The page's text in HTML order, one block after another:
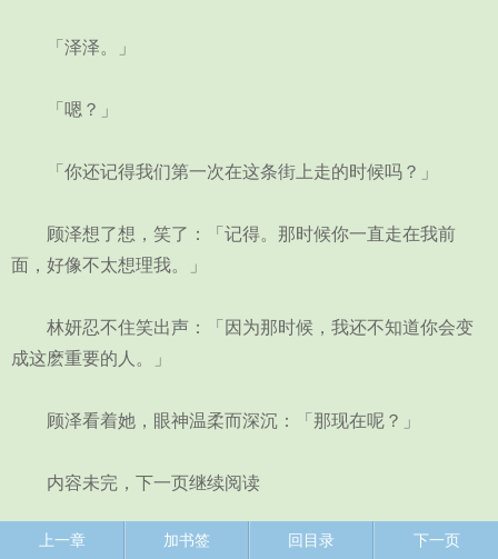
「泽泽。」
「嗯？」
「你还记得我们第一次在这条街上走的时候吗？」
顾泽想了想，笑了：「记得。那时候你一直走在我前
面，好像不太想理我。」
林妍忍不住笑出声：「因为那时候，我还不知道你会变
成这麽重要的人。」
顾泽看着她，眼神温柔而深沉：「那现在呢？」
内容未完，下一页继续阅读
上一章 加书签 回目录 下一页